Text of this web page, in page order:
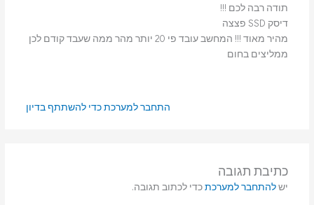
תודה רבה לכם !!!
דיסק SSD פצצה
מהיר מאוד !!! המחשב עובד פי 20 יותר מהר ממה שעבד קודם לכן
ממליצים בחום
התחבר למערכת כדי להשתתף בדיון
כתיבת תגובה
ישלהתחבר למערכתכדי לכתוב תגובה.